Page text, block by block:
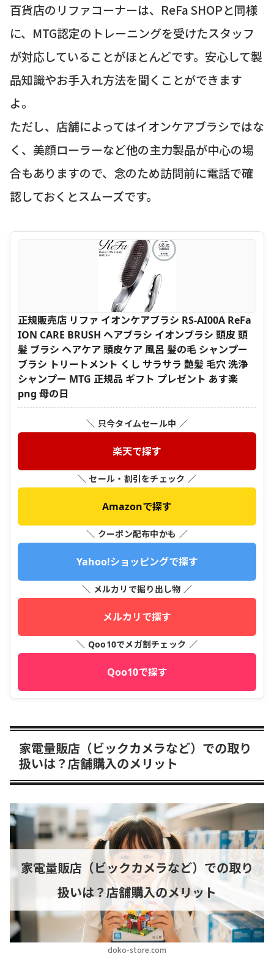
百貨店のリファコーナーは、ReFa SHOPと同様
に、MTG認定のトレーニングを受けたスタッフ
が対応していることがほとんどです。安心して製
品知識やお手入れ方法を聞くことができます
よ。
ただし、店舗によってはイオンケアブラシではな
く、美顔ローラーなど他の主力製品が中心の場
合もありますので、念のため訪問前に電話で確
認しておくとスムーズです。
正規販売店 リファ イオンケアブラシ RS-AI00A ReFa
ION CARE BRUSH ヘアブラシ イオンブラシ 頭皮 頭
髪 ブラシ ヘアケア 頭皮ケア 風呂 髪の毛 シャンプー
ブラシ トリートメント くし サラサラ 艶髪 毛穴 洗浄
シャンプー MTG 正規品 ギフト プレゼント あす楽
png 母の日
＼ 只今タイムセール中 ／
楽天で探す
＼ セール・割引をチェック ／
Amazonで探す
＼ クーポン配布中かも ／
Yahoo!ショッピングで探す
＼ メルカリで掘り出し物 ／
メルカリで探す
＼ Qoo10でメガ割チェック ／
Qoo10で探す
家電量販店（ビックカメラなど）での取り
扱いは？店舗購入のメリット
doko-store.com
家電量販店（ビックカメラなど）での取り
扱いは？店舗購入のメリット